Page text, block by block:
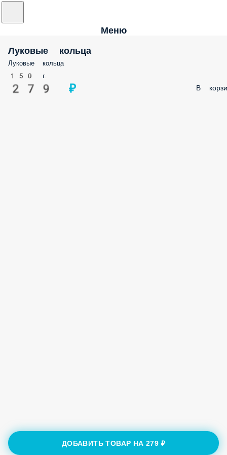
Меню
Луковые кольца
Луковые кольца
150 г.
279 ₽ В
ДОБАВИТЬ ТОВАР НА279 ₽